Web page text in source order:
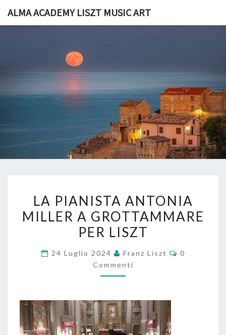
ALMA ACADEMY LISZT MUSIC ART
ALMA
LISZT
MUSIC
ART
I Luoghi Di
F.Liszt 1868
Grottammare
PIANISTA
ANTONIA
MILLER
GROTTAMMARE
LA PIANISTA ANTONIA
MILLER A GROTTAMMARE
PER LISZT
24 Luglio 2024 Franz Liszt Commenti
0
Commenti